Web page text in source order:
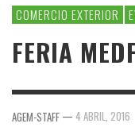
COMERCIO EXTERIOR
FERIA
AGEM-STAFF — 4 ABRIL, 2016